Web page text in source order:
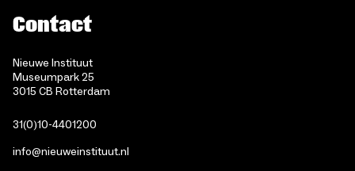
Contact
Nieuwe Instituut
Museumpark 25
3015 CB Rotterdam
31(0)10-4401200
info@nieuweinstituut.nl